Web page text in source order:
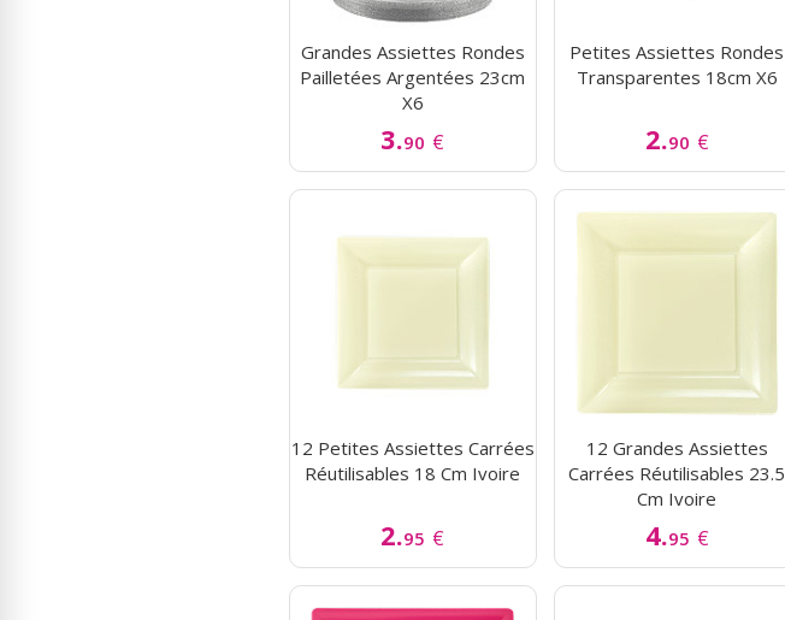
Grandes Assiettes Rondes
Pailletées Argentées 23cm
X6
3.90 €
Petites Assiettes Rondes
Transparentes 18cm X6
2.90 €
12 Petites Assiettes Carrées
Réutilisables 18 Cm Ivoire
2.95 €
12 Grandes Assiettes
Carrées Réutilisables 23.5
Cm Ivoire
4.95 €